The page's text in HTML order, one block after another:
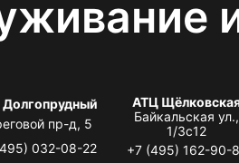
пр-д, 5
032-08-22
АТЦ
Байкальская ул.,
1/3с12
+7 (495) 162-90-